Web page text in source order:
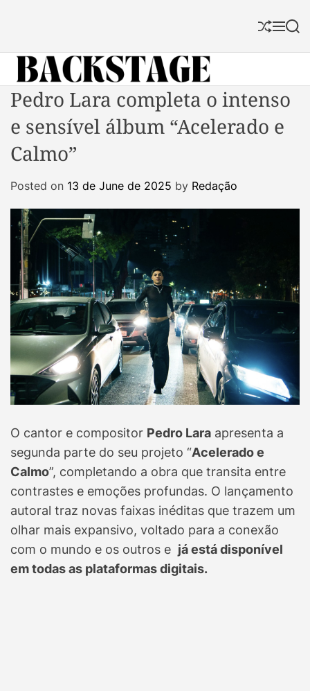
S
f
l
M S
c
h
B
a
c
k
s
t
g
Pedro Lara completa o intenso
e sensível álbum “Acelerado e
Calmo”
Posted on 13 de June de 2025 by Redação
O cantor e compositor Pedro Lara apresenta a
segunda parte do seu projeto “Acelerado e
Calmo”, completando a obra que transita entre
contrastes e emoções profundas. O lançamento
autoral traz novas faixas inéditas que trazem um
olhar mais expansivo, voltado para a conexão
com o mundo e os outros e já está disponível
em todas as plataformas digitais.